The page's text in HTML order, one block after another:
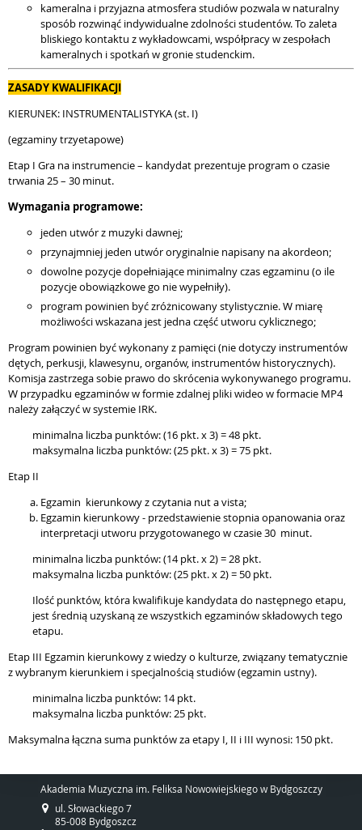
kameralna i przyjazna atmosfera studiów pozwala w naturalny
sposób rozwinąć indywidualne zdolności studentów. To zaleta
bliskiego kontaktu z wykładowcami, współpracy w zespołach
kameralnych i spotkań w gronie studenckim.
ZASADY KWALIFIKACJI
KIERUNEK: INSTRUMENTALISTYKA (st. I)
(egzaminy trzyetapowe)
Etap I Gra na instrumencie – kandydat prezentuje program o czasie
trwania 25 – 30 minut.
Wymagania programowe:
jeden utwór z muzyki dawnej;
przynajmniej jeden utwór oryginalnie napisany na akordeon;
dowolne pozycje dopełniające minimalny czas egzaminu (o ile
pozycje obowiązkowe go nie wypełniły).
program powinien być zróżnicowany stylistycznie. W miarę
możliwości wskazana jest jedna część utworu cyklicznego;
Program powinien być wykonany z pamięci (nie dotyczy instrumentów
dętych, perkusji, klawesynu, organów, instrumentów historycznych).
Komisja zastrzega sobie prawo do skrócenia wykonywanego programu.
W przypadku egzaminów w formie zdalnej pliki wideo w formacie MP4
należy załączyć w systemie IRK.
minimalna liczba punktów: (16 pkt. x 3) = 48 pkt.
maksymalna liczba punktów: (25 pkt. x 3) = 75 pkt.
Etap II
Egzamin kierunkowy z czytania nut a vista;
Egzamin kierunkowy - przedstawienie stopnia opanowania oraz
interpretacji utworu przygotowanego w czasie 30 minut.
minimalna liczba punktów: (14 pkt. x 2) = 28 pkt.
maksymalna liczba punktów: (25 pkt. x 2) = 50 pkt.
Ilość punktów, która kwalifikuje kandydata do następnego etapu,
jest średnią uzyskaną ze wszystkich egzaminów składowych tego
etapu.
Etap III Egzamin kierunkowy z wiedzy o kulturze, związany tematycznie
z wybranym kierunkiem i specjalnością studiów (egzamin ustny).
minimalna liczba punktów: 14 pkt.
maksymalna liczba punktów: 25 pkt.
Maksymalna łączna suma punktów za etapy I, II i III wynosi: 150 pkt.
Akademia Muzyczna im. Feliksa Nowowiejskiego w Bydgoszczy
ul. Słowackiego 7
85-008 Bydgoszcz